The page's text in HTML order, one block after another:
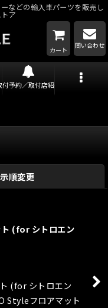
などの輸入車パーツを販売し
ア
カート
問い合わせ
付予約／取付店紹介
順変更
(for シトロエン
(for シトロエン
Styleフロアマット